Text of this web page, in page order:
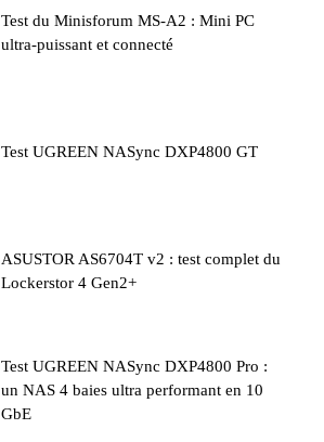
Test du Minisforum MS-A2 : Mini PC
ultra-puissant et connecté
Test UGREEN NASync DXP4800 GT
ASUSTOR AS6704T v2 : test complet du
Lockerstor 4 Gen2+
Test UGREEN NASync DXP4800 Pro :
un NAS 4 baies ultra performant en 10
GbE